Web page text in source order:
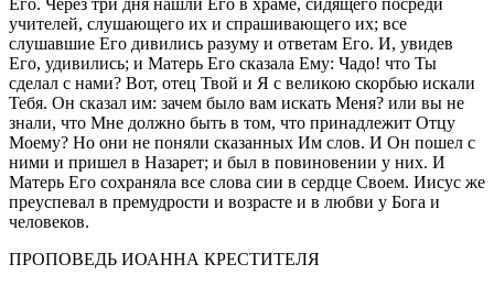
Его. Через три дня нашли Его в храме, сидящего посреди
учителей, слушающего их и спрашивающего их; все
слушавшие Его дивились разуму и ответам Его. И, увидев
Его, удивились; и Матерь Его сказала Ему: Чадо! что Ты
сделал с нами? Вот, отец Твой и Я с великою скорбью искали
Тебя. Он сказал им: зачем было вам искать Меня? или вы не
знали, что Мне должно быть в том, что принадлежит Отцу
Моему? Но они не поняли сказанных Им слов. И Он пошел с
ними и пришел в Назарет; и был в повиновении у них. И
Матерь Его сохраняла все слова сии в сердце Своем. Иисус же
преуспевал в премудрости и возрасте и в любви у Бога и
человеков.
ПРОПОВЕДЬ ИОАННА КРЕСТИТЕЛЯ